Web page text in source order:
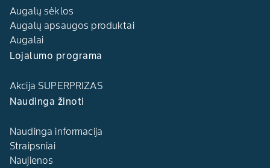
Augalų sėklos
Augalų apsaugos produktai
Augalai
Lojalumo programa
Akcija SUPERPRIZAS
Naudinga žinoti
Naudinga informacija
Straipsniai
Naujienos